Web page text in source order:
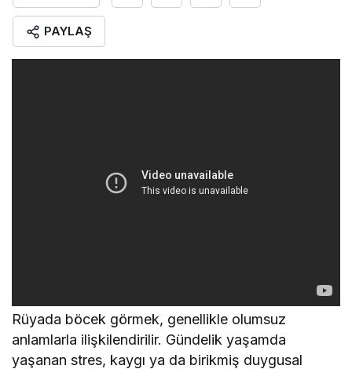
PAYLAŞ
Rüyada böcek görmek, genellikle olumsuz
anlamlarla ilişkilendirilir. Gündelik yaşamda
yaşanan stres, kaygı ya da birikmiş duygusal